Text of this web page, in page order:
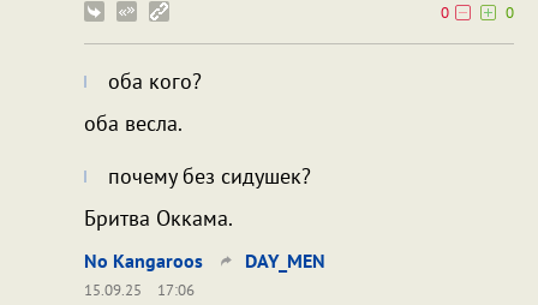
0
0
оба кого?
оба весла.
почему без сидушек?
Бритва Оккама.
No Kangaroos DAY_MEN
15.09.25
17:06